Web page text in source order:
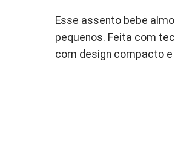
Esse assento bebe
pequenos. Feita com
com design compacto